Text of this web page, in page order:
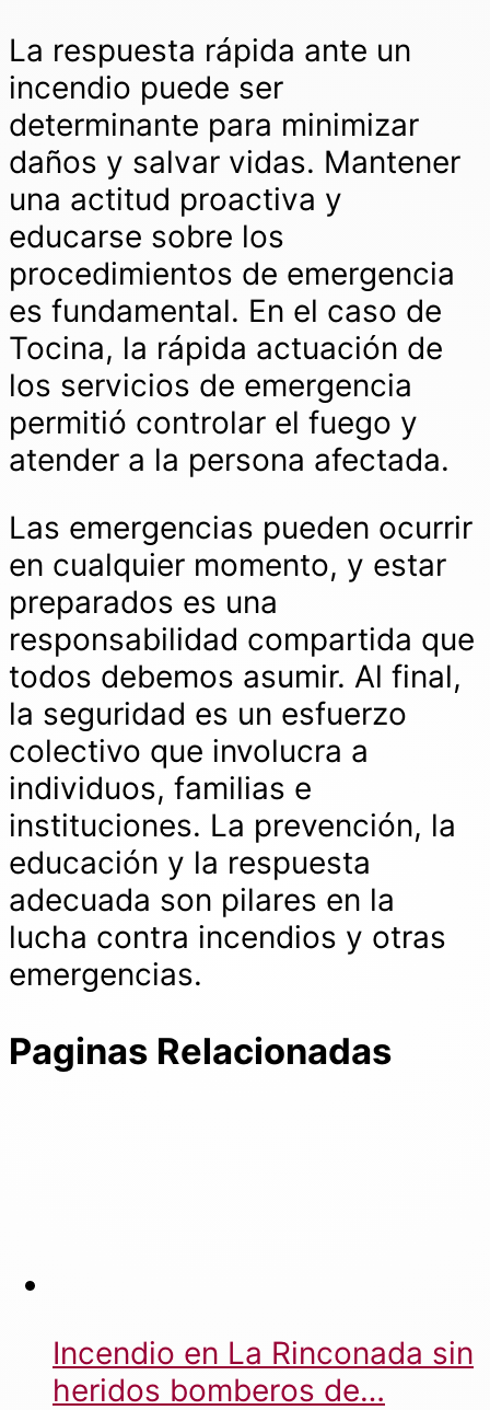
La respuesta rápida ante un
incendio puede ser
determinante para minimizar
daños y salvar vidas. Mantener
una actitud proactiva y
educarse sobre los
procedimientos de emergencia
es fundamental. En el caso de
Tocina, la rápida actuación de
los servicios de emergencia
permitió controlar el fuego y
atender a la persona afectada.
Las emergencias pueden ocurrir
en cualquier momento, y estar
preparados es una
responsabilidad compartida que
todos debemos asumir. Al final,
la seguridad es un esfuerzo
colectivo que involucra a
individuos, familias e
instituciones. La prevención, la
educación y la respuesta
adecuada son pilares en la
lucha contra incendios y otras
emergencias.
Paginas Relacionadas
Incendio en La Rinconada sin
heridos bomberos de…